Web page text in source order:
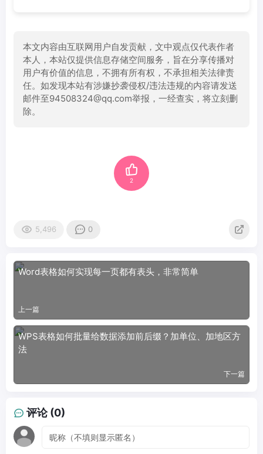
本文内容由互联网用户自发贡献，文中观点仅代表作者
本人，本站仅提供信息存储空间服务，旨在分享传播对
用户有价值的信息，不拥有所有权，不承担相关法律责
任。如发现本站有涉嫌抄袭侵权/违法违规的内容请发送
邮件至94508324@qq.com举报，一经查实，将立刻删
除。
2
5,496 0
Word表格如何实现每一页都有表头，非常简单
上一篇
WPS表格如何批量给数据添加前后缀？加单位、加地区方
法
下一篇
评论 (0)